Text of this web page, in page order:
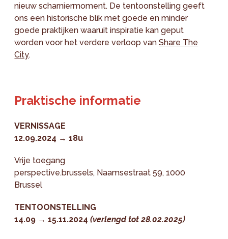
nieuw scharniermoment. De tentoonstelling geeft
ons een historische blik met goede en minder
goede praktijken waaruit inspiratie kan geput
worden voor het verdere verloop vanShare The
City.
Praktische informatie
VERNISSAGE
12.09.2024 → 18u
Vrije toegang
perspective.brussels, Naamsestraat 59, 1000
Brussel
TENTOONSTELLING
14.09 → 15.11.2024(verlengd tot 28.02.2025)